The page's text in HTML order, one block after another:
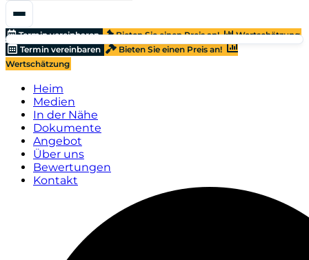
Termin vereinbaren Bieten Sie einen Preis an!
Wertschätzung
Termin vereinbaren
Bieten Sie einen Preis an!
Wertschätzung
Heim
Medien
In der Nähe
Dokumente
Angebot
Über uns
Bewertungen
Kontakt